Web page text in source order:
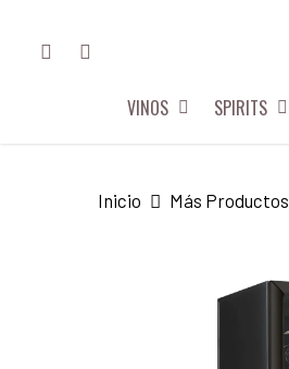
FACEBOOKINSTAGRAM
VINOS SPIRITS
Inicio Más Productos